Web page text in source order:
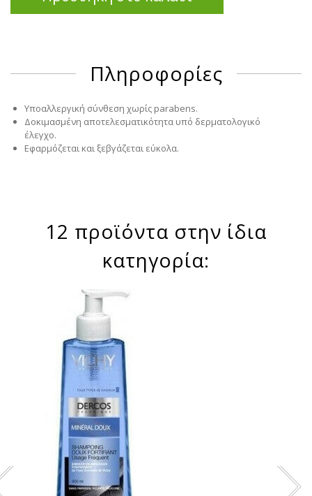
Πληροφορίες
Υποαλλεργική σύνθεση χωρίς parabens.
Δοκιμασμένη αποτελεσματικότητα υπό δερματολογικό
έλεγχο.
Εφαρμόζεται και ξεβγάζεται εύκολα.
12 προϊόντα στην ίδια
κατηγορία: